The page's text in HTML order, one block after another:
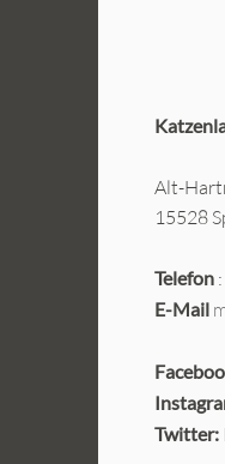
Alt-
15528
Telefon
E-Mail
Twitter: